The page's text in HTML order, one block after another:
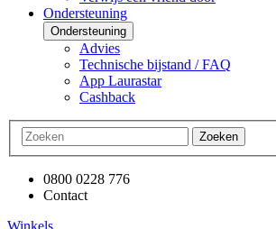
Ondersteuning
Ondersteuning
Advies
Technische bijstand / FAQ
App Laurastar
Cashback
Zoeken
0800 0228 776
Contact
Winkels